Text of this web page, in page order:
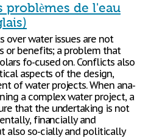
problèmes de l'eau
water issues are not
or benefits; a problem that
fo-cused on. Conflicts also
aspects of the design,
of water projects. When ana-
a complex water project, a
that the undertaking is not
financially and
also so-cially and politically